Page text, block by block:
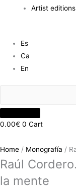
Artist editions
Es
Ca
En
0.00€ 0 Cart
Home / Monografía /
Raúl
la mente